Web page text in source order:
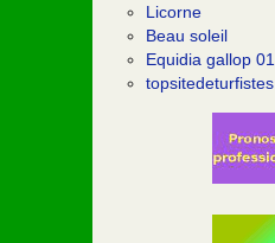
Licorne
Beau soleil
Equidia gallop 01
topsitedeturfistes